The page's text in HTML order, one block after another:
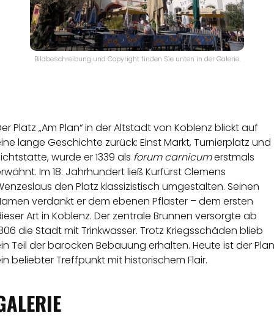
Bildbeschreibung und Copyright finden Sie unten in der Galerie.
Platz „Am Plan“ in der Altstadt von Koblenz blickt auf
lange Geschichte zurück: Einst Markt, Turnierplatz und
wurde er 1339 als forum carnicumerstmals
Im 18. Jahrhundert ließ Kurfürst Clemens
den Platz klassizistisch umgestalten. Seinen
verdankt er dem ebenen Pflaster – dem ersten
Art in Koblenz. Der zentrale Brunnen versorgte ab
die Stadt mit Trinkwasser. Trotz Kriegsschäden blieb
Teil der barocken Bebauung erhalten. Heute ist der Plan
beliebter Treffpunkt mit historischem Flair.